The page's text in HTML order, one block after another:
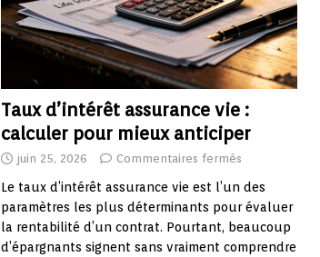
Taux d’intérêt assurance vie :
calculer pour mieux anticiper
juin 25, 2026 Commentaires fermés
Le taux d’intérêt assurance vie est l’un des
paramètres les plus déterminants pour évaluer
la rentabilité d’un contrat. Pourtant, beaucoup
d’épargnants signent sans vraiment comprendre